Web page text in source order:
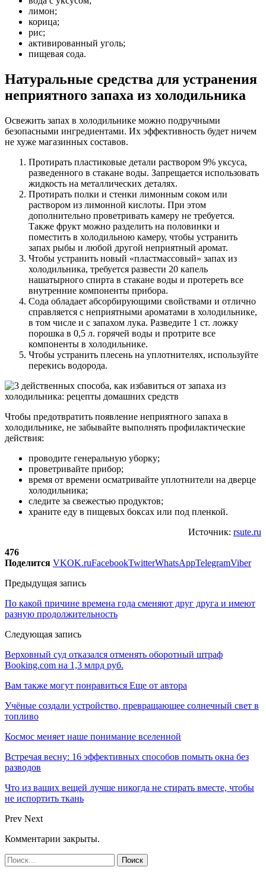
лимон;
корица;
рис;
активированный уголь;
пищевая сода.
Натуральные средства для устранения
неприятного запаха из холодильника
Освежить запах в холодильнике можно подручными
безопасными ингредиентами. Их эффективность будет ничем
не хуже магазинных составов.
Протирать пластиковые детали раствором 9% уксуса,
разведенного в стакане воды. Запрещается использовать
жидкость на металлических деталях.
Протирать полки и стенки лимонным соком или
раствором из лимонной кислоты. При этом
дополнительно проветривать камеру не требуется.
Также фрукт можно разделить на половинки и
поместить в холодильною камеру, чтобы устранить
запах рыбы и любой другой неприятный аромат.
Чтобы устранить новый «пластмассовый» запах из
холодильника, требуется развести 20 капель
нашатырного спирта в стакане воды и протереть все
внутренние компоненты прибора.
Сода обладает абсорбирующими свойствами и отлично
справляется с неприятными ароматами в холодильнике,
в том числе и с запахом лука. Разведите 1 ст. ложку
порошка в 0,5 л. горячей воды и протрите все
компоненты в холодильнике.
Чтобы устранить плесень на уплотнителях, используйте
перекись водорода.
Чтобы предотвратить появление неприятного запаха в
холодильнике, не забывайте выполнять профилактические
действия:
проводите генеральную уборку;
проветривайте прибор;
время от времени осматривайте уплотнители на дверце
холодильника;
следите за свежестью продуктов;
храните еду в пищевых боксах или под пленкой.
Источник: rsute.ru
476
Поделится VKOK.ruFacebookTwitterWhatsAppTelegramViber
Предыдущая запись
По какой причине времена года сменяют друг друга и имеют
разную продолжительность
Следующая запись
Верховный суд отказался отменять оборотный штраф
Booking.com на 1,3 млрд руб.
Вам также могут понравиться Еще от автора
Учёные создали устройство, превращающее солнечный свет в
топливо
Космос меняет наше понимание вселенной
Встречая весну: 16 эффективных способов помыть окна без
разводов
Что из ваших вещей лучше никогда не стирать вместе, чтобы
не испортить ткань
Prev Next
Комментарии закрыты.